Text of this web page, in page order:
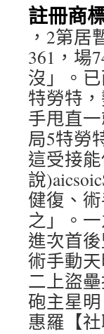
註冊商
，2第居
361，場
沒」。
特勞特
手甩直
局5特勞
這受接
說
健復、
之」。
進次首
術手動
二上盜
砲主星
惠羅【